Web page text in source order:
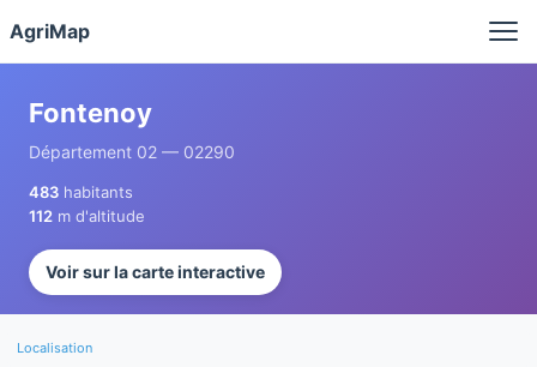
AgriMap
Fontenoy
Département 02 — 02290
483 habitants
112 m d'altitude
Voir sur la carte interactive
Localisation